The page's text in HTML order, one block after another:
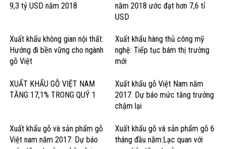
9,3 tỷ USD năm 2018
năm 2018 ước đạt hơn 7,6 tỉ
USD
Xuất khẩu không gian nội thất:
Hướng đi bền vững cho ngành
gỗ Việt
Xuất khẩu hàng thủ công mỹ
nghệ: Tiếp tục bám thị trường
mới
XUẤT KHẨU GỖ VIỆT NAM
TĂNG 17,1% TRONG QUÝ 1
Xuất khẩu gỗ Việt Nam năm
2017: Dự báo mức tăng trưởng
chậm lại
Xuất khẩu gỗ và sản phẩm gỗ
Việt nam năm 2017: Dự báo
Xuất khẩu gỗ và sản phẩm gỗ 6
tháng đầu năm:Lạc quan với